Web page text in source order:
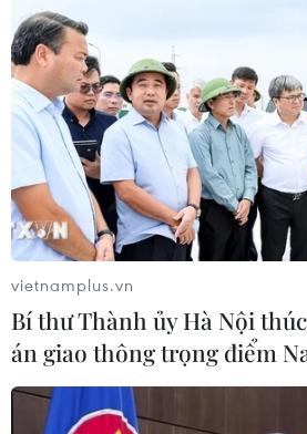
06/08/2026 02:13
Chọn đúng đầu tàu: Danh mục
doanh nghiệp nhà nước mạnh
toán giao nhiệm vụ
06/08/2026 00:56
vietnamplus.vn
Bí thư Thành ủy Hà Nội
án giao thông trọng điểm